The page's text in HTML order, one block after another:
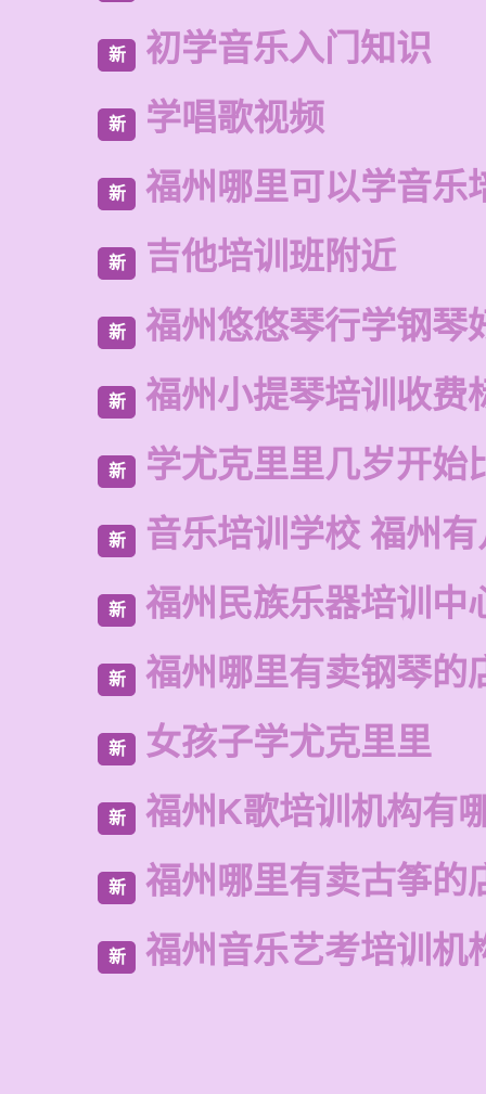
新 初学音乐入门知识
新 学唱歌视频
新 福州哪里可以学音乐
新 吉他培训班附近
新 福州悠悠琴行学钢琴
新 福州小提琴培训收费
新 学尤克里里几岁开始
新 音乐培训学校 福州
新 福州民族乐器培训中
新 福州哪里有卖钢琴的
新 女孩子学尤克里里
新 福州K歌培训机构有
新 福州哪里有卖古筝的
新 福州音乐艺考培训机